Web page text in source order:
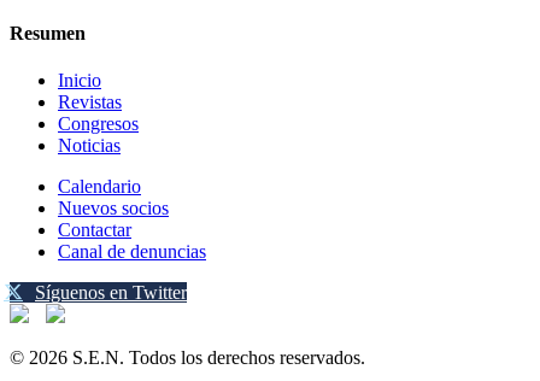
Resumen
Inicio
Revistas
Congresos
Noticias
Calendario
Nuevos socios
Contactar
Canal de denuncias
Síguenos en Twitter
© 2026 S.E.N. Todos los derechos reservados.